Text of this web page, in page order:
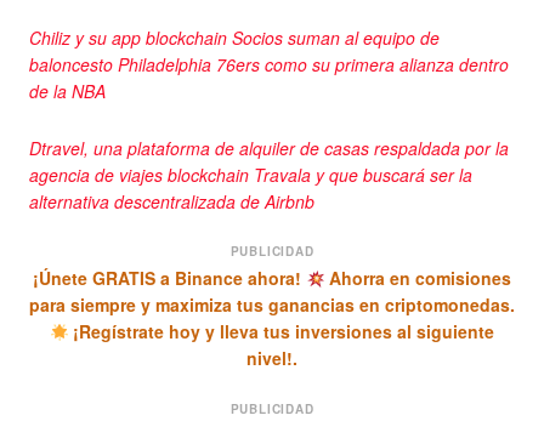
Chiliz y su app blockchain Socios suman al equipo de
baloncesto Philadelphia 76ers como su primera alianza dentro
de la NBA
Dtravel, una plataforma de alquiler de casas respaldada por la
agencia de viajes blockchain Travala y que buscará ser la
alternativa descentralizada de Airbnb
PUBLICIDAD
¡Únete GRATIS a Binance ahora!
Ahorra en comisiones
para siempre y maximiza tus ganancias en criptomonedas.
¡Regístrate hoy y lleva tus inversiones al siguiente
nivel!.
PUBLICIDAD